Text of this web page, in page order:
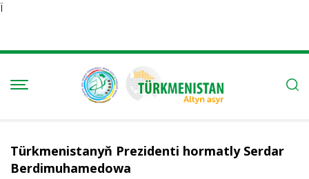
Ï
Türkmenistanyň Prezidenti hormatly Serdar
Berdimuhamedowa